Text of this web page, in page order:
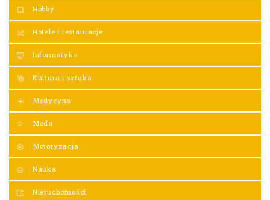
Hobby
Hotele i restauracje
Informatyka
Kultura i sztuka
Medycyna
Moda
Motoryzacja
Nauka
Nieruchomości